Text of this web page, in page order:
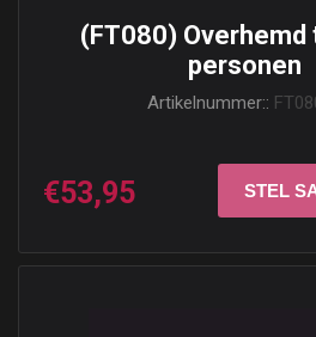
(FT080)
personen
Artikelnummer::
€53,95